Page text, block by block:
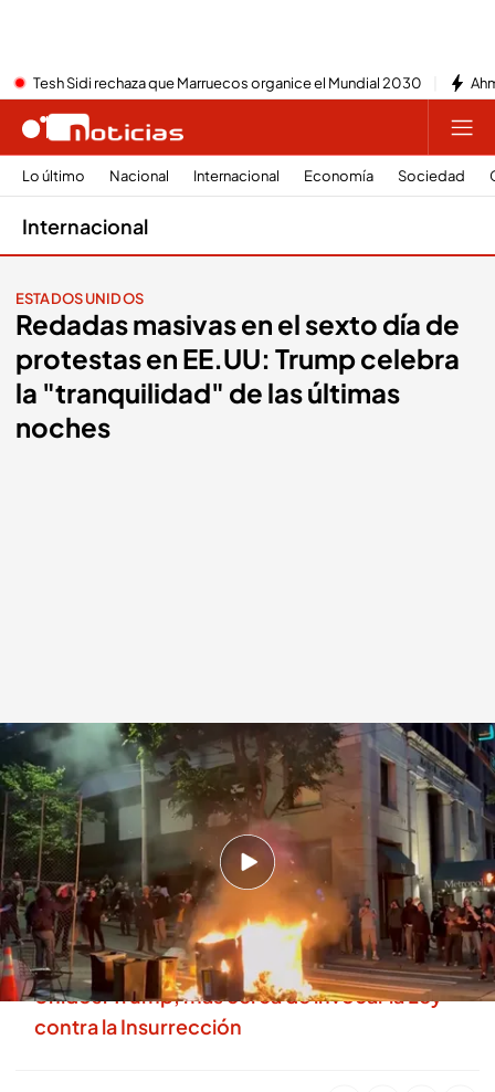
Tesh Sidi rechaza que Marruecos organice el Mundial 2030
Lo último Nacional Internacional Economía Sociedad
Internacional
ESTADOS UNIDOS
Redadas masivas en el sexto día de
protestas en EE.UU: Trump celebra
la "tranquilidad" de las últimas
noches
Redadas masivas en el sexto día de protestas en EE.UU.Noticias Cuatro
Redacción digital Noticias Cuatro
12 JUN 2025 - 18:33h.
El jefe de Policía de Seattle advierte que no
participará en el control de migrantes
Las protestas se extienden por Estados
Unidos: Trump, más cerca de invocar la Ley
contra la Insurrección